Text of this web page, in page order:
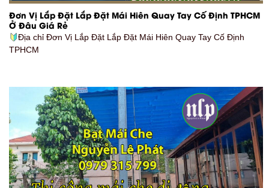
Đơn Vị Lắp Đặt Lắp Đặt Mái Hiên Quay Tay Cố Định TPHCM
Ở Đâu Giá Rẻ
Địa chỉ Đơn Vị Lắp Đặt Lắp Đặt Mái Hiên Quay Tay Cố Định
TPHCM